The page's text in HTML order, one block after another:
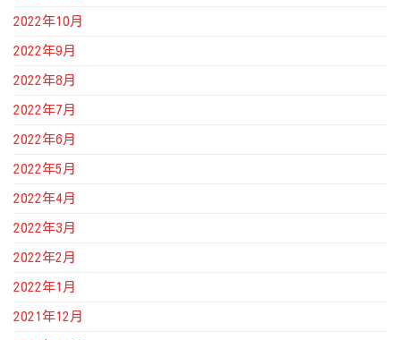
2022年10月
2022年9月
2022年8月
2022年7月
2022年6月
2022年5月
2022年4月
2022年3月
2022年2月
2022年1月
2021年12月